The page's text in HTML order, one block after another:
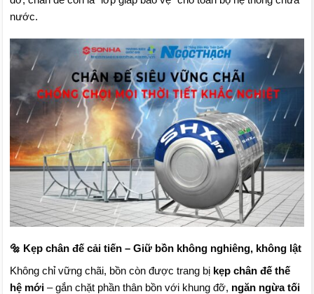
nước.
🔩 Kẹp chân đế cải tiến – Giữ bồn không nghiêng, không lật
Không chỉ vững chãi, bồn còn được trang bị kẹp chân đế thế
hệ mới– gắn chặt phần thân bồn với khung đỡ, ngăn ngừa tối